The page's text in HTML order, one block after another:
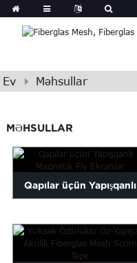
Ev Məhsullar
MƏHSULLAR
Qapılar üçün Yapışqanlı